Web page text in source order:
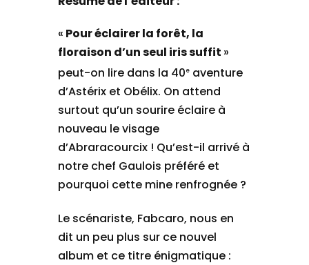
« Pour éclairer la forêt, la
floraison d’un seul iris suffit »
peut-on lire dans la 40e aventure
d’Astérix et Obélix. On attend
surtout qu’un sourire éclaire à
nouveau le visage
d’Abraracourcix ! Qu’est-il arrivé à
notre chef Gaulois préféré et
pourquoi cette mine renfrognée ?
Le scénariste, Fabcaro, nous en
dit un peu plus sur ce nouvel
album et ce titre énigmatique :